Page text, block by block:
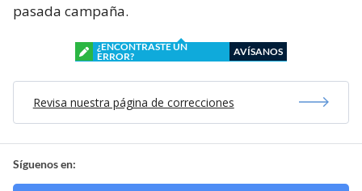
pasada campaña.
¿ENCONTRASTE UN
ERROR?
AVÍSANOS
Revisa nuestra página de correcciones
Síguenos en: